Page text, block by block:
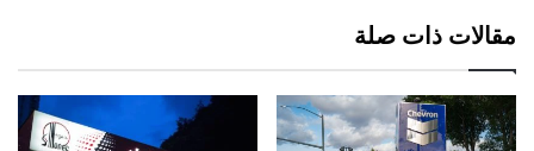
مقالات ذات صلة